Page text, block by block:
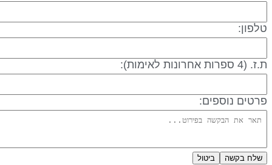
ספרות אחרונות לאימות):
נוספים:
שלח בקשה ביטול